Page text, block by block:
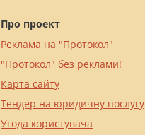
Про проект
Реклама на "Протокол"
"Протокол" без реклами!
Карта сайту
Тендер на юридичну послугу
Угода користувача